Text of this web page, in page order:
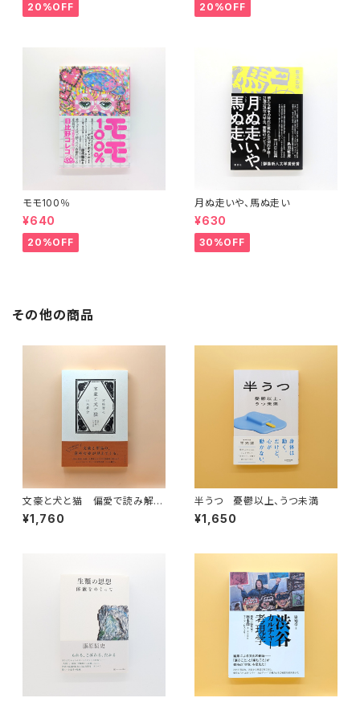
20%OFF 20%OFF
モモ100％
¥640
20%OFF
月ぬ走いや、馬ぬ走い
¥630
30%OFF
その他の商品
文豪と犬と猫 偏愛で読み解く
日本文学
¥1,760
半うつ 憂鬱以上、うつ未満
¥1,650